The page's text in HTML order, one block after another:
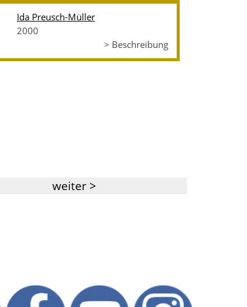
Ida Preusch-Müller
2000
> Beschreibung
weiter >